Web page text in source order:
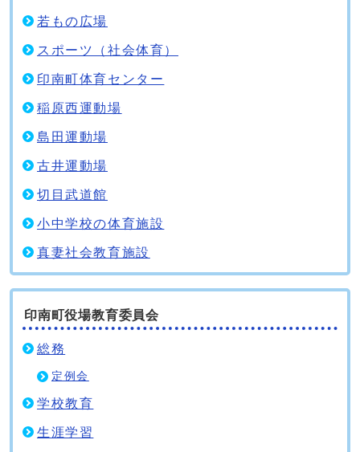
若もの広場
スポーツ（社会体育）
印南町体育センター
稲原西運動場
島田運動場
古井運動場
切目武道館
小中学校の体育施設
真妻社会教育施設
印南町役場教育委員会
総務
定例会
学校教育
生涯学習